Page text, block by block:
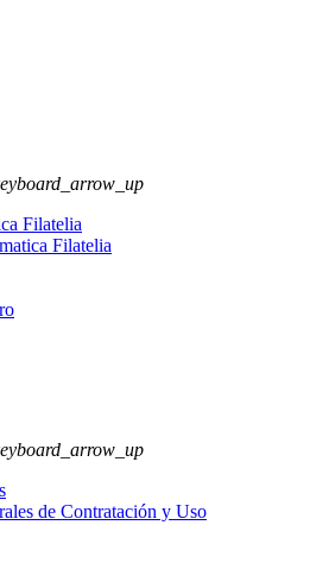
Filatelia
Filatelia
de Contratación y Uso